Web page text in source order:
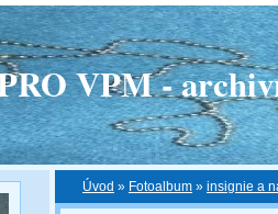
VPM -
Úvod » Fotoalbum » insignie a